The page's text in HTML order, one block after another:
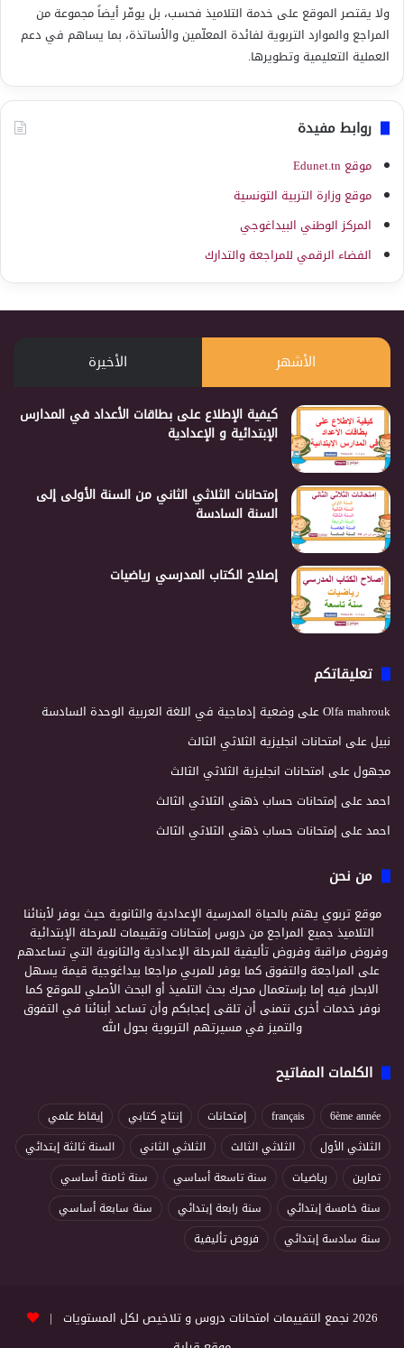
ولا يقتصر الموقع على خدمة التلاميذ فحسب، بل يوفّر أيضاً مجموعة من
المراجع والموارد التربوية لفائدة المعلّمين والأساتذة، بما يساهم في دعم
العملية التعليمية وتطويرها.
روابط مفيدة
موقع Edunet.tn
موقع وزارة التربية التونسية
المركز الوطني البيداغوجي
الفضاء الرقمي للمراجعة والتدارك
الأشهر الأخيرة
كيفية الإطلاع على بطاقات الأعداد في المدارس
الإبتدائية و الإعدادية
إمتحانات الثلاثي الثاني من السنة الأولى إلى
السنة السادسة
إصلاح الكتاب المدرسي رياضيات
تعليقاتكم
Olfa mahroukعلى وضعية إدماجية في اللغة العربية الوحدة السادسة
نبيلعلى امتحانات انجليزية الثلاثي الثالث
مجهولعلى امتحانات انجليزية الثلاثي الثالث
احمدعلى إمتحانات حساب ذهني الثلاثي الثالث
احمدعلى إمتحانات حساب ذهني الثلاثي الثالث
من نحن
موقع تربوي يهتم بالحياة المدرسية الإعدادية والثانوية حيث يوفر لأبنائنا
التلاميذ جميع المراجع من دروس إمتحانات وتقييمات للمرحلة الإبتدائية
وفروض مراقبة وفروض تأليفية للمرحلة الإعدادية والثانوية التي تساعدهم
على المراجعة والتفوق كما يوفر للمربي مراجعا بيداغوجية قيمة يسهل
الابحار فيه إما بإستعمال محرك بحث التلميذ أو البحث الأصلي للموقع كما
نوفر خدمات أخرى نتمنى أن تلقى إعجابكم وأن تساعد أبنائنا في التفوق
والتميز في مسيرتهم التربوية بحول الله
الكلمات المفاتيح
6ème année
français إمتحانات إنتاج كتابي
إيقاظ علمي
الثلاثي الأول
الثلاثي الثالث الثلاثي الثاني
السنة ثالثة إبتدائي
تمارين
رياضيات سنة تاسعة أساسي
سنة ثامنة أساسي
سنة خامسة إبتدائي
سنة رابعة إبتدائي
سنة سابعة أساسي
سنة سادسة إبتدائي
فروض تأليفية
2026 نجمع التقييمات امتحانات دروس و تلاخيص لكل المستويات |